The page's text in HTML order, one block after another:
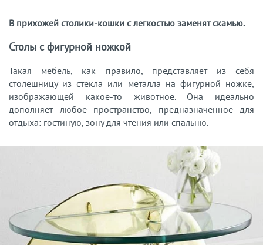
В прихожей столики-кошки с легкостью заменят скамью.
Столы с фигурной ножкой
Такая мебель, как правило, представляет из себя
столешницу из стекла или металла на фигурной ножке,
изображающей какое-то животное. Она идеально
дополняет любое пространство, предназначенное для
отдыха: гостиную, зону для чтения или спальню.